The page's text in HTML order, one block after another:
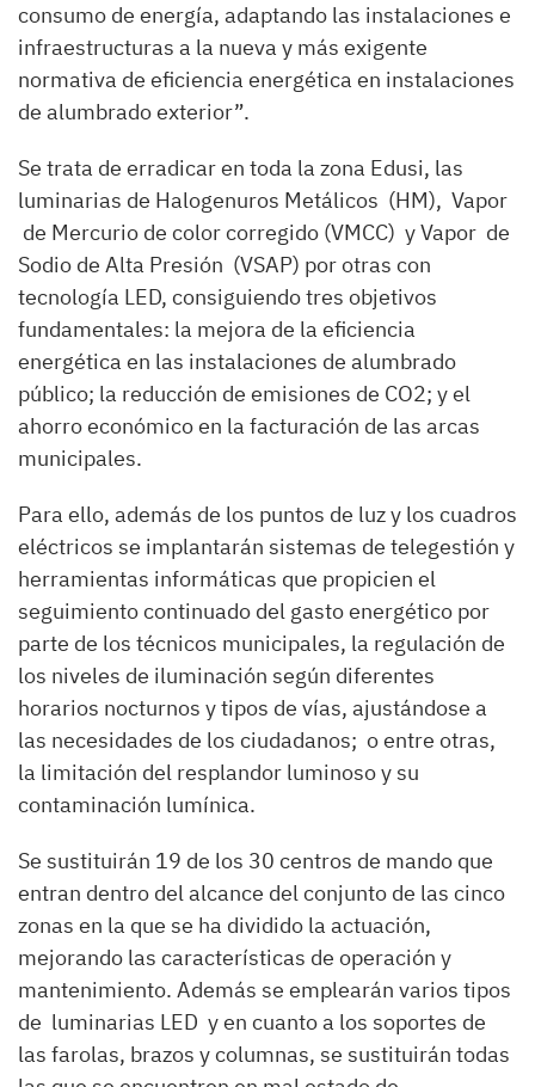
consumo de energía, adaptando las instalaciones e
infraestructuras a la nueva y más exigente
normativa de eficiencia energética en instalaciones
de alumbrado exterior”.
Se trata de erradicar en toda la zona Edusi, las
luminarias de Halogenuros Metálicos (HM), Vapor
de Mercurio de color corregido (VMCC) y Vapor de
Sodio de Alta Presión (VSAP) por otras con
tecnología LED, consiguiendo tres objetivos
fundamentales: la mejora de la eficiencia
energética en las instalaciones de alumbrado
público; la reducción de emisiones de CO2; y el
ahorro económico en la facturación de las arcas
municipales.
Para ello, además de los puntos de luz y los cuadros
eléctricos se implantarán sistemas de telegestión y
herramientas informáticas que propicien el
seguimiento continuado del gasto energético por
parte de los técnicos municipales, la regulación de
los niveles de iluminación según diferentes
horarios nocturnos y tipos de vías, ajustándose a
las necesidades de los ciudadanos; o entre otras,
la limitación del resplandor luminoso y su
contaminación lumínica.
Se sustituirán 19 de los 30 centros de mando que
entran dentro del alcance del conjunto de las cinco
zonas en la que se ha dividido la actuación,
mejorando las características de operación y
mantenimiento. Además se emplearán varios tipos
de luminarias LED y en cuanto a los soportes de
las farolas, brazos y columnas, se sustituirán todas